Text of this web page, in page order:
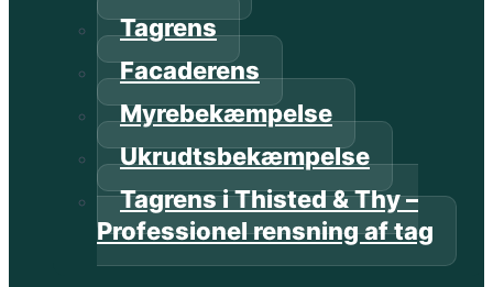
Tagrens
Facaderens
Myrebekæmpelse
Ukrudtsbekæmpelse
Tagrens i Thisted & Thy –
Professionel rensning af tag